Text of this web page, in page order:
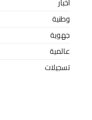
وطنية
جهوية
عالمية
تسجيلات